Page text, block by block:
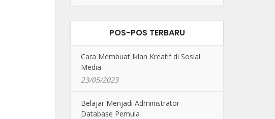
POS-POS TERBARU
Cara Membuat Iklan Kreatif di Sosial
Media
23/05/2023
Belajar Menjadi Administrator
Database Pemula